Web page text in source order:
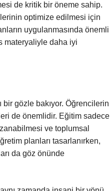
de kritik bir öneme sahip.
optimize edilmesi için
uygulanmasında önemli
materyaliyle daha iyi
gözle bakıyor. Öğrencilerin
de önemlidir. Eğitim sadece
ve toplumsal
planları tasarlanırken,
da göz önünde